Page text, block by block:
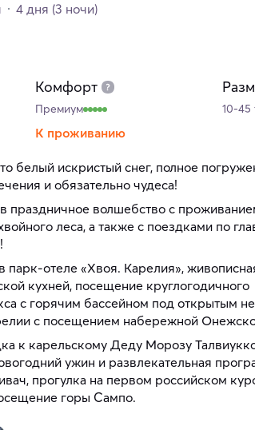
4 дня (3 ночи)
Комфорт
Премиум
К проживанию
10-45
белый искристый снег, полное
и обязательно чудеса!
праздничное волшебство с
леса, а также с поездками по
парк-отеле «Хвоя. Карелия»,
кухней, посещение круглогодичного
с горячим бассейном под открытым
с посещением набережной
к карельскому Деду Морозу
ужин и развлекательная
прогулка на первом российском
горы Сампо.